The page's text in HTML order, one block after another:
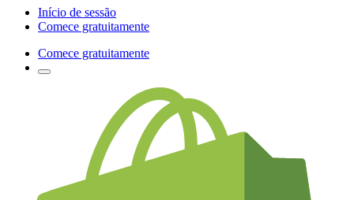
Início de sessão
Comece gratuitamente
Comece gratuitamente